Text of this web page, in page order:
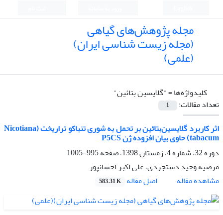
مجله پژوهش‌های گیاهی
(مجله زیست شناسی ایران)
(علمی)
کلیدواژه‌ها ="گلایسین بتائین"
تعداد مقالات:
1
اثر کاربرد گلایسین‌بتائین بر تحمل به شوری تنباکو تراریخت (Nicotiana
tabacum) حاوی بیان افزوده ژن P5CS
دوره 32، شماره 4، زمستان 1398، صفحه
995-1005
مرضیه وحید دستجردی، علی اکبر احسانپور
مشاهده مقاله
اصل مقاله 583.31 K